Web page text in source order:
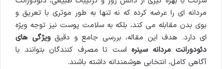
مردانه ای را عرضه کرده که نه تنها به طور موثری با تعریق و
بوی بدن مقابله می کند، بلکه به سلامت پوست نیز توجه ویژه
ای دارد. هدف این مقاله، بررسی جامع و دقیقویژگی های
دئودورانت مردانه سینره است تا مصرف کنندگان بتوانند با
آگاهی کامل، انتخابی هوشمندانه داشته باشند.